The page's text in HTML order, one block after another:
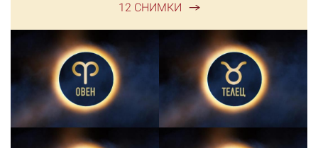
12 СНИМКИ